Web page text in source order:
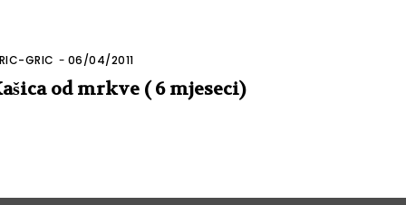
GRIC - 06/04/2011
od mrkve ( 6 mjeseci)